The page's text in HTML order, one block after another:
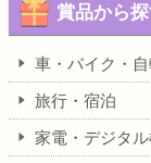
賞品から
車・バイク・
旅行・宿泊
家電・デジタ